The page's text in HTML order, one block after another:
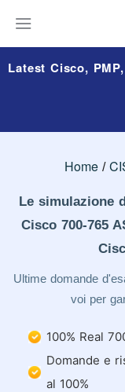
Latest Cisco,
Home
Le simulazione
Cisco 700-765
Ultime domande
voi per
100% Real
Domande e
al 100%